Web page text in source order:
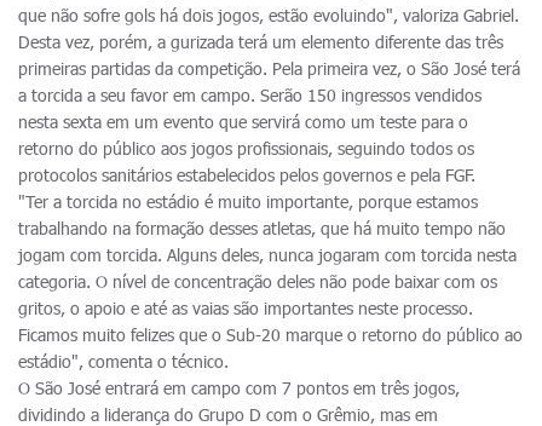
que não sofre gols há dois jogos, estão evoluindo", valoriza Gabriel.
Desta vez, porém, a gurizada terá um elemento diferente das três
primeiras partidas da competição. Pela primeira vez, o São José terá
a torcida a seu favor em campo. Serão 150 ingressos vendidos
nesta sexta em um evento que servirá como um teste para o
retorno do público aos jogos profissionais, seguindo todos os
protocolos sanitários estabelecidos pelos governos e pela FGF.
"Ter a torcida no estádio é muito importante, porque estamos
trabalhando na formação desses atletas, que há muito tempo não
jogam com torcida. Alguns deles, nunca jogaram com torcida nesta
categoria. O nível de concentração deles não pode baixar com os
gritos, o apoio e até as vaias são importantes neste processo.
Ficamos muito felizes que o Sub-20 marque o retorno do público ao
estádio", comenta o técnico.
O São José entrará em campo com 7 pontos em três jogos,
dividindo a liderança do Grupo D com o Grêmio, mas em